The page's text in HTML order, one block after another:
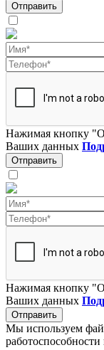
Отправить
Нажимая кнопку
Ваших данных
Отправить
Нажимая кнопку
Ваших данных
Отправить
Мы используем